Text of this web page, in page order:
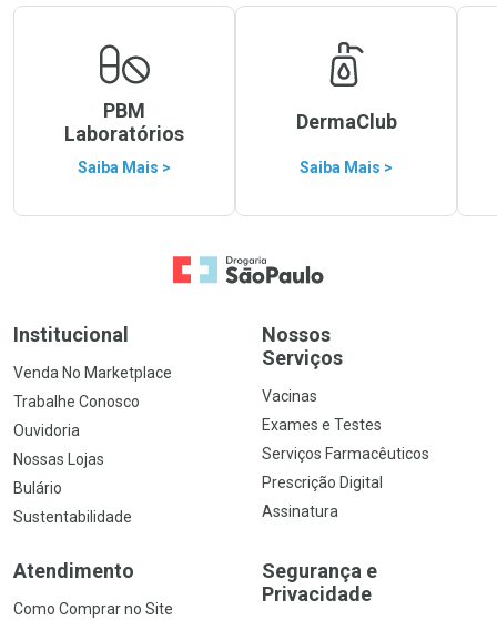
PBM
Laboratórios
Saiba Mais >
DermaClub
Saiba Mais >
Ir para a Home
Institucional
Venda No Marketplace
Trabalhe Conosco
Ouvidoria
Nossas Lojas
Bulário
Sustentabilidade
Nossos
Serviços
Vacinas
Exames e Testes
Serviços Farmacêuticos
Prescrição Digital
Assinatura
Atendimento
Como Comprar no Site
Segurança e
Privacidade